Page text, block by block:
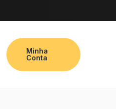
Minha
Conta